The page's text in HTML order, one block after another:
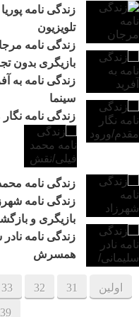
زندگی نامه
تلویزیون
زندگی نامه
بازیگری بدون
زندگی نامه به
سینما
زندگی نامه
زندگی نامه
زندگی نامه
بازیگری و
زندگی نامه
همسرش
اولین 31
32
33
39